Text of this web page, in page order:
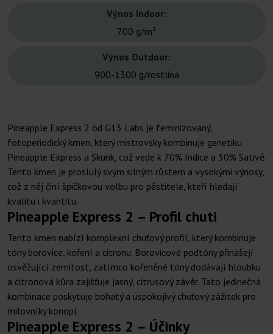
Výnos Indoor:
700 g/m²
Výnos Outdoor:
900-1300 g/rostlina
Pineapple Express 2 od G13 Labs je feminizovaný,
fotoperiodický kmen, který mistrovsky kombinuje genetiku
Pineapple Express a Skunk, což vede k 70% Indice a 30% Sativě.
Tento kmen je proslulý svým silným růstem a vysokými výnosy,
což z něj činí špičkovou volbu pro pěstitele, kteří hledají
kvalitu i kvantitu.
Pineapple Express 2 – Profil chuti
Tento kmen nabízí komplexní chuťový profil, který kombinuje
tóny borovice, koření a citronu. Borovicové podtóny přinášejí
osvěžující zemitost, zatímco kořeněné tóny dodávají hloubku
a citronová kůra zajišťuje jasný, citrusový závěr. Tato jedinečná
kombinace poskytuje bohatý a uspokojivý chuťový zážitek pro
milovníky konopí.
Pineapple Express 2 – Účinky